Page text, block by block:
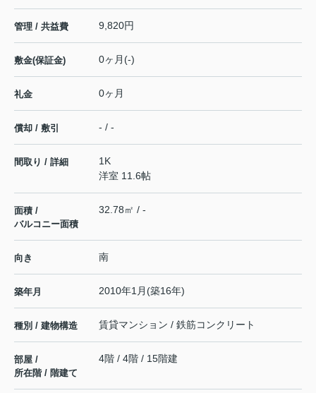
管理 / 共益費 9,820円
敷金(保証金) 0ヶ月(-)
礼金 0ヶ月
償却 / 敷引 - / -
間取り / 詳細
1K
洋室 11.6帖
面積 /
バルコニー面積
32.78㎡ / -
向き 南
築年月 2010年1月(築16年)
種別 / 建物構造 賃貸マンション / 鉄筋コンクリート
部屋 /
所在階 / 階建て
4階 / 4階 / 15階建